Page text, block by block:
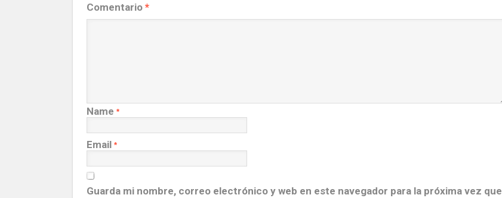
Comentario *
Name *
Email *
Guarda mi nombre, correo electrónico y web en este navegador para la próxima vez que